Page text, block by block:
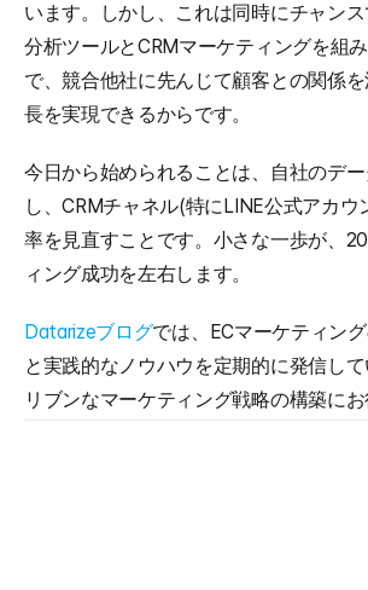
います。しかし、これは同時にチャン
分析ツールとCRMマーケティングを組
で、競合他社に先んじて顧客との関係
長を実現できるからです。
今日から始められることは、自社のデ
し、CRMチャネル(特にLINE公式アカウ
率を見直すことです。小さな一歩が、
ィング成功を左右します。
Datarizeブログでは、ECマーケティン
と実践的なノウハウを定期的に発信し
リブンなマーケティング戦略の構築にお